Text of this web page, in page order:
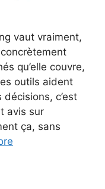
vaut vraiment,
qu’elle couvre,
outils aident
c’est
avis sur
ça, sans